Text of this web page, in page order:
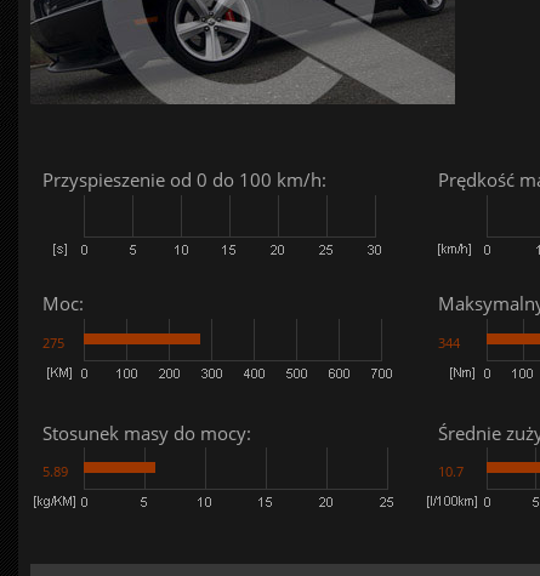
Przyspieszenie od 0 do 100 km/h: Prędkość
Moc:
275 344
Stosunek masy do mocy:
5.89
Średnie
10.7